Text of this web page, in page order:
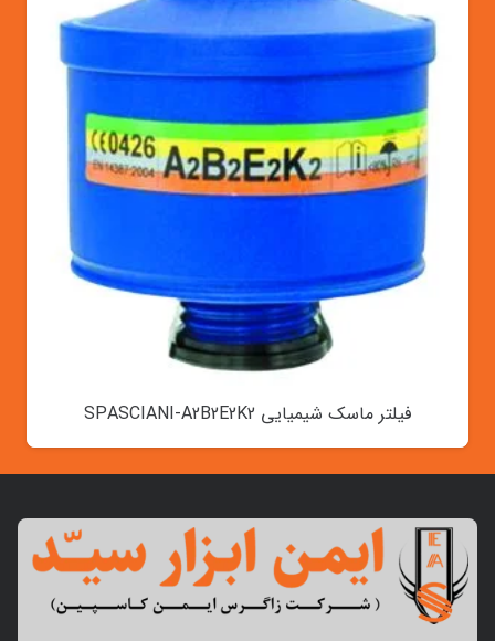
فیلتر ماسک شیمیایی SPASCIANI-A2B2E2K2